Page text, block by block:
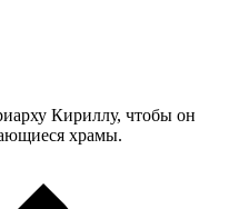
Кириллу, чтобы он
храмы.